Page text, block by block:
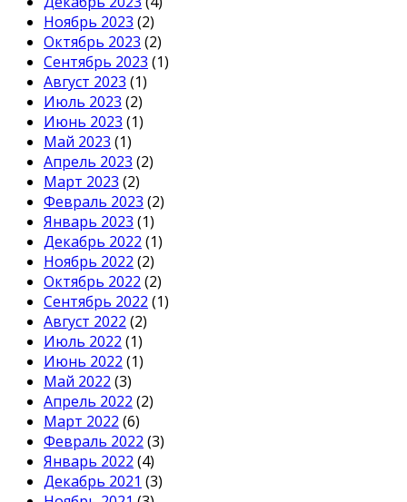
Ноябрь 2023 (2)
Октябрь 2023 (2)
Сентябрь 2023 (1)
Август 2023 (1)
Июль 2023 (2)
Июнь 2023 (1)
Май 2023 (1)
Апрель 2023 (2)
Март 2023 (2)
Февраль 2023 (2)
Январь 2023 (1)
Декабрь 2022 (1)
Ноябрь 2022 (2)
Октябрь 2022 (2)
Сентябрь 2022 (1)
Август 2022 (2)
Июль 2022 (1)
Июнь 2022 (1)
Май 2022 (3)
Апрель 2022 (2)
Март 2022 (6)
Февраль 2022 (3)
Январь 2022 (4)
Декабрь 2021 (3)